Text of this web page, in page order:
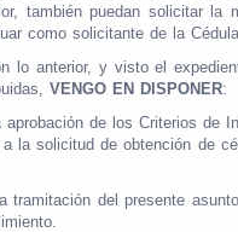
también puedan solicitar
como solicitante de la
lo anterior, y visto el
VENGO EN DISPONER:
aprobación de los Criterios de
la solicitud de obtención de
tramitación del presente